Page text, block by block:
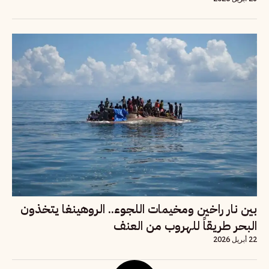
بين نار راخين ومخيمات اللجوء.. الروهينغا يتخذون
البحر طريقاً للهروب من العنف
22 أبريل 2026